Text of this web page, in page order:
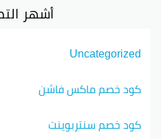
أشهر
Uncategorized
كود خصم ماكس فاشن
كود خصم سنتربوينت